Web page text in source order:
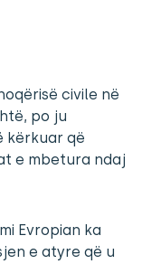
civile në
po ju
kërkuar që
e mbetura ndaj
Evropian ka
e atyre që u